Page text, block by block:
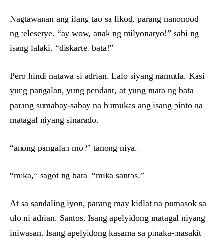
Nagtawanan ang ilang tao sa likod, parang nanonood
ng teleserye. “ay wow, anak ng milyonaryo!” sabi ng
isang lalaki. “diskarte, bata!”
Pero hindi natawa si adrian. Lalo siyang namutla. Kasi
yung pangalan, yung pendant, at yung mata ng bata—
parang sumabay-sabay na bumukas ang isang pinto na
matagal niyang sinarado.
“anong pangalan mo?” tanong niya.
“mika,” sagot ng bata. “mika santos.”
At sa sandaling iyon, parang may kidlat na pumasok sa
ulo ni adrian. Santos. Isang apelyidong matagal niyang
iniwasan. Isang apelyidong kasama sa pinaka-masakit